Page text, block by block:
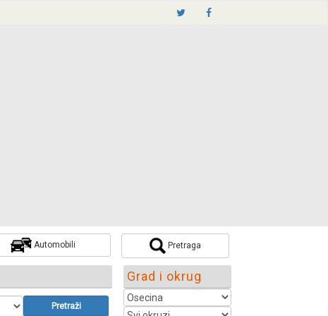
Automobili Pretraga
Pretraži
Grad i okrug